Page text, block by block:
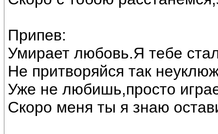
Припев:
Умирает любовь.Я тебе
Не притворяйся так
Уже не любишь,просто
Скоро меня ты я знаю